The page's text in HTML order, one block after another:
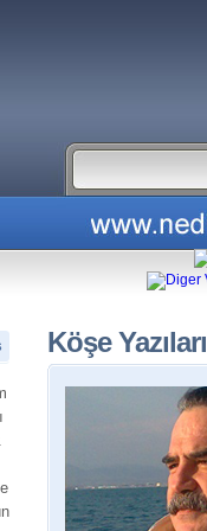
Köşe Yazıları